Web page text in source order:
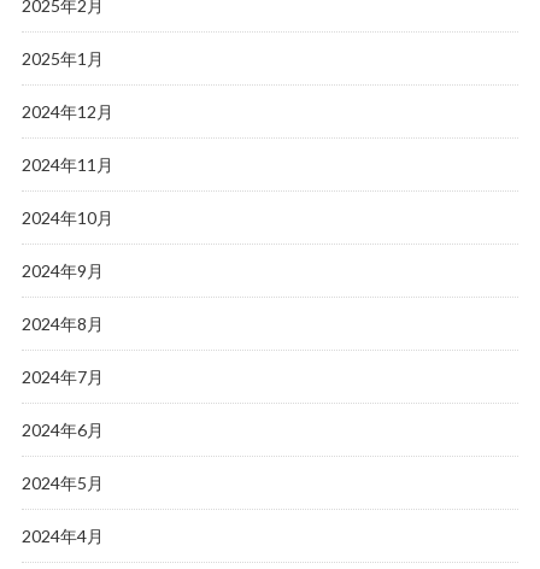
2025年2月
2025年1月
2024年12月
2024年11月
2024年10月
2024年9月
2024年8月
2024年7月
2024年6月
2024年5月
2024年4月